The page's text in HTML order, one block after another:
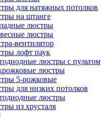
для натяжных потолков
на штанге
люстры
люстры
вентилятор
лофт паук
люстры с пультом
люстры
5-рожковые
для низких потолков
люстры
из хрусталя